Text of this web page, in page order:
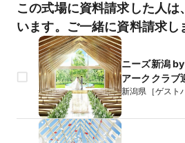
この式場に資料請求した人は
います。ご一緒に資料請求し
ニーズ新潟
アーククラブ
新潟県［ゲスト